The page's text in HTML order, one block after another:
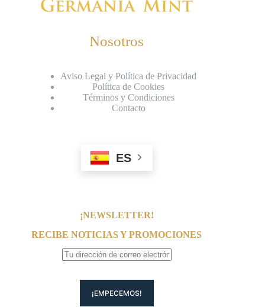
Nosotros
Aviso Legal y Política de Privacidad
Política de Cookies
Términos y Condiciones
Contacto
ES
¡NEWSLETTER!
RECIBE NOTICIAS Y PROMOCIONES